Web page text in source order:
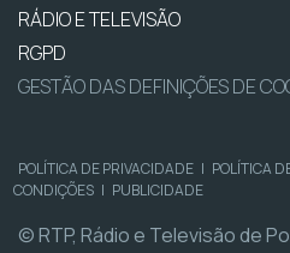
RÁDIO E TELEVISÃO
RGPD
GESTÃO DAS DEFINIÇÕES DE
POLÍTICA DE PRIVACIDADE | POLÍTICA
CONDIÇÕES | PUBLICIDADE
© RTP, Rádio e Televisão de